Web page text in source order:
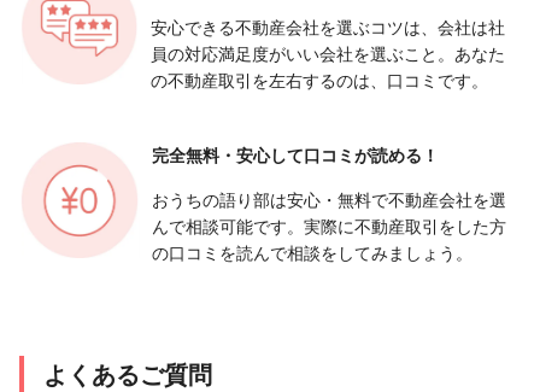
安心できる不動産会社を選ぶコツは、会社は社
員の対応満足度がいい会社を選ぶこと。あなた
の不動産取引を左右するのは、口コミです。
完全無料・安心して口コミが読める！
おうちの語り部は安心・無料で不動産会社を選
んで相談可能です。実際に不動産取引をした方
の口コミを読んで相談をしてみましょう。
よくあるご質問